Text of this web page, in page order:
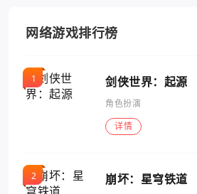
网络游戏排行榜
剑侠世界：起源
角色扮演
详情
崩坏：星穹铁道